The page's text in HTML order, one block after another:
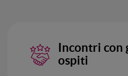
Incontri con
ospiti